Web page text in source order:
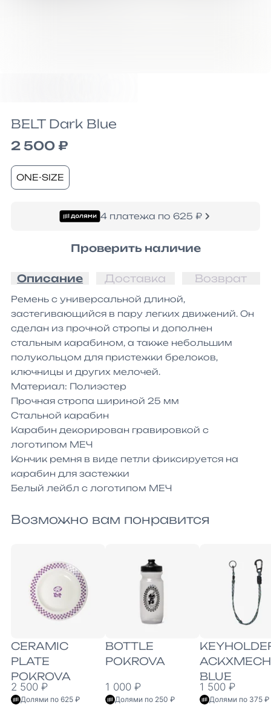
BELT Dark Blue
2 500 ₽
ONE-SIZE
4 платежа по 625 ₽
Проверить наличие
Описание Доставка Возврат
Ремень с универсальной длиной,
застегивающийся в пару легких движений. Он
сделан из прочной стропы и дополнен
стальным карабином, а также небольшим
полукольцом для пристежки брелоков,
ключницы и других мелочей.
Материал: Полиэстер
Прочная стропа шириной 25 мм
Стальной карабин
Карабин декорирован гравировкой с
логотипом МЕЧ
Кончик ремня в виде петли фиксируется на
карабин для застежки
Белый лейбл с логотипом МЕЧ
Возможно вам понравится
CERAMIC
PLATE
POKROVA
2 500 ₽
Долями по 625 ₽
BOTTLE
POKROVA
1 000 ₽
Долями по 250 ₽
ACKXMECH
BLUE
1 500 ₽
Долями по 375 ₽